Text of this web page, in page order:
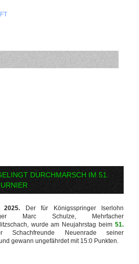
DURCHMARSCH IM 51.
2025. Der für Königsspringer Iserlohn
Marc Schulze, Mehrfacher
wurde am Neujahrstag beim 51.
Neuenrade seiner
gewann ungefährdet mit 15:0 Punkten.